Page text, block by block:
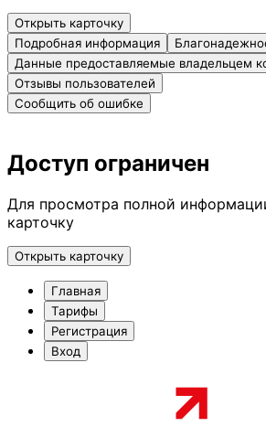
Открыть карточку
Подробная информация
Данные предоставляемые владельцем
Отзывы пользователей
Сообщить об ошибке
Доступ ограничен
Для просмотра полной
карточку
Открыть карточку
Главная
Тарифы
Регистрация
Вход